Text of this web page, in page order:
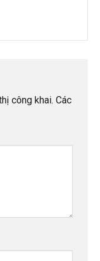
công khai. Các